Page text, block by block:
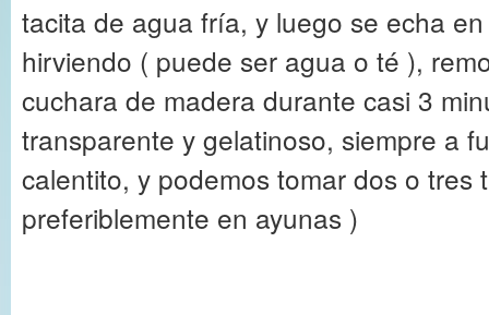
tacita de agua fría, y luego se echa
hirviendo ( puede ser agua o té ),
cuchara de madera durante casi 3
transparente y gelatinoso, siempre a
calentito, y podemos tomar dos o tres
preferiblemente en ayunas )